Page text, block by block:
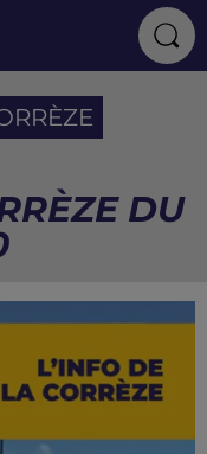
DU